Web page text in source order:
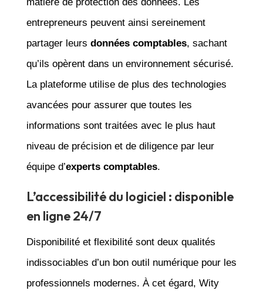
entrepreneurs peuvent ainsi sereinement
partager leurs données comptables, sachant
qu’ils opèrent dans un environnement sécurisé.
La plateforme utilise de plus des technologies
avancées pour assurer que toutes les
informations sont traitées avec le plus haut
niveau de précision et de diligence par leur
équipe d’experts comptables.
L’accessibilité du logiciel : disponible
en ligne 24/7
Disponibilité et flexibilité sont deux qualités
indissociables d’un bon outil numérique pour les
professionnels modernes. À cet égard, Wity